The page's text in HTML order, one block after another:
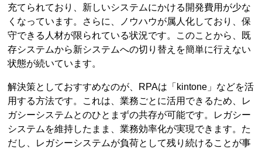
充てられており、新しいシステムにかける開発費用が少な
くなっています。さらに、ノウハウが属人化しており、保
守できる人材が限られている状況です。このことから、既
存システムから新システムへの切り替えを簡単に行えない
状態が続いています。
解決策としておすすめなのが、RPAは「kintone」などを活
用する方法です。これは、業務ごとに活用できるため、レ
ガシーシステムとのひとまずの共存が可能です。レガシー
システムを維持したまま、業務効率化が実現できます。た
だし、レガシーシステムが負荷として残り続けることが事